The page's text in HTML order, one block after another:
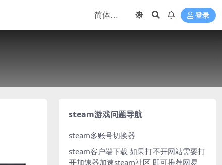
登录
steam游戏问题导航
steam多账号切换器
steam客户端下载 如果打不开网站需要打
开加速器加速steam社区 即可推荐网易